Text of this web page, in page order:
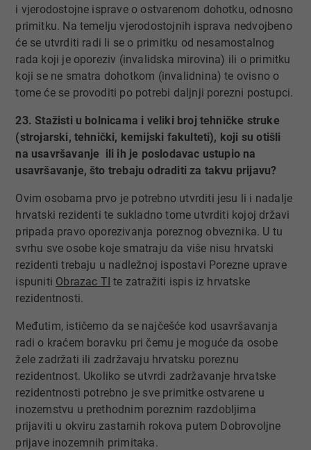
i vjerodostojne isprave o ostvarenom dohotku, odnosno
primitku. Na temelju vjerodostojnih isprava nedvojbeno
će se utvrditi radi li se o primitku od nesamostalnog
rada koji je oporeziv (invalidska mirovina) ili o primitku
koji se ne smatra dohotkom (invalidnina) te ovisno o
tome će se provoditi po potrebi daljnji porezni postupci.
23. Stažisti u bolnicama i veliki broj tehničke struke
(strojarski, tehnički, kemijski fakulteti), koji su otišli
na usavršavanje ili ih je poslodavac ustupio na
usavršavanje, što trebaju odraditi za takvu prijavu?
Ovim osobama prvo je potrebno utvrditi jesu li i nadalje
hrvatski rezidenti te sukladno tome utvrditi kojoj državi
pripada pravo oporezivanja poreznog obveznika. U tu
svrhu sve osobe koje smatraju da više nisu hrvatski
rezidenti trebaju u nadležnoj ispostavi Porezne uprave
ispuniti Obrazac TI​ te zatražiti ispis iz hrvatske
rezidentnosti.
Međutim, ističemo da se najčešće kod usavršavanja
radi o kraćem boravku pri čemu je moguće da osobe
žele zadržati ili zadržavaju hrvatsku poreznu
rezidentnost. Ukoliko se utvrdi zadržavanje hrvatske
rezidentnosti potrebno je sve primitke ostvarene u
inozemstvu u prethodnim poreznim razdobljima
prijaviti u okviru zastarnih rokova putem Dobrovoljne
prijave inozemnih primitaka.